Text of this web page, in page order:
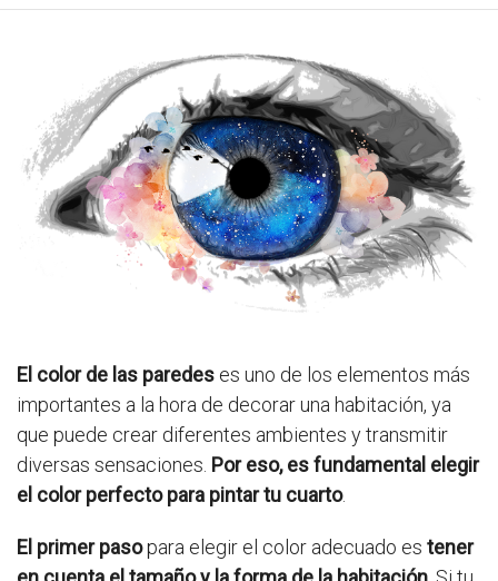
El color de las paredes es uno de los elementos más
importantes a la hora de decorar una habitación, ya
que puede crear diferentes ambientes y transmitir
diversas sensaciones. Por eso, es fundamental elegir
el color perfecto para pintar tu cuarto.
El primer pasopara elegir el color adecuado es tener